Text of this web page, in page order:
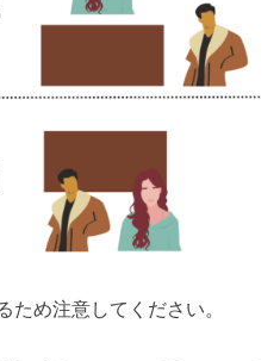
め注意してください。